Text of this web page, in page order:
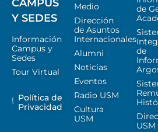
CAMPUS
Y SEDES
Información
Campus y
Sedes
Tour Virtual
Política de
Privacidad
Medio
Dirección
de Asuntos
Internacionales
Alumni
Noticias
Eventos
Radio USM
Cultura
USM
de
de
USM